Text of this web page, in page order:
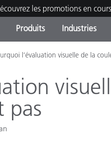
les promotions en cours
Produits
Catégories de produits
Industries
Peintures et Revêtements
Service et maintenance
Formation
l’évaluation visuelle de la
pas